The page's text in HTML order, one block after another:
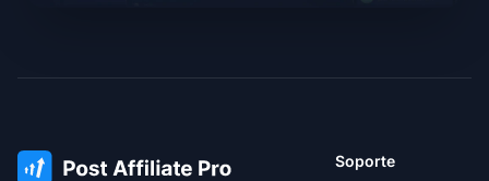
Soporte